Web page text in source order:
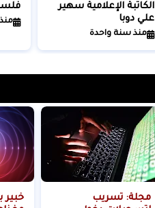
الكاتبة الإعلامية سهير
علي دوبا
منذ سنة واحدة
مجلة: تسريب
خبير